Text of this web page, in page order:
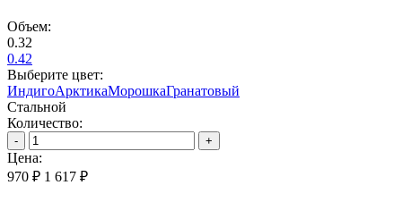
Объем:
0.32
0.42
Выберите цвет:
ИндигоАрктикаМорошкаГранатовый
Стальной
Количество:
- +
Цена:
970 ₽ 1 617 ₽